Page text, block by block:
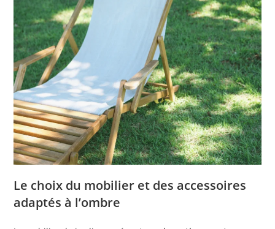
Le choix du mobilier et des accessoires
adaptés à l’ombre